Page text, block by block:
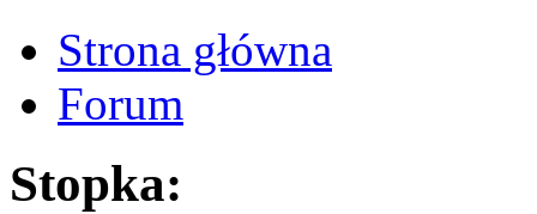
Strona główna
Forum
Stopka: